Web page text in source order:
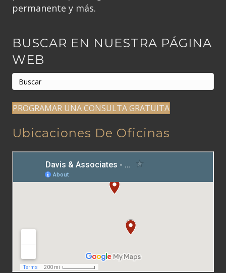
permanente y más.
BUSCAR EN NUESTRA PÁGINA
WEB
PROGRAMAR UNA CONSULTA GRATUITA
Ubicaciones De Oficinas